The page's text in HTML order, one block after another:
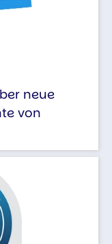
neue
von